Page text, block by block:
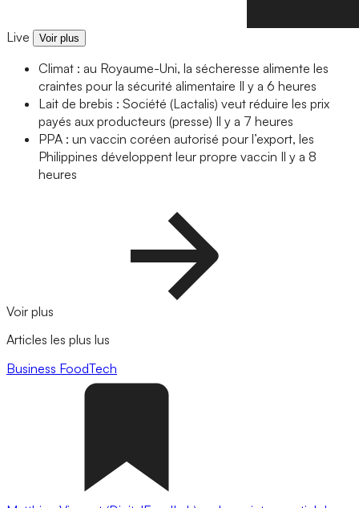
Live Voir plus
Climat : au Royaume-Uni, la sécheresse alimente les
craintes pour la sécurité alimentaire Il y a 6 heures
Lait de brebis : Société (Lactalis) veut réduire les prix
payés aux producteurs (presse) Il y a 7 heures
PPA : un vaccin coréen autorisé pour l’export, les
Philippines développent leur propre vaccin Il y a 8
heures
Voir plus
Articles les plus lus
Business FoodTech